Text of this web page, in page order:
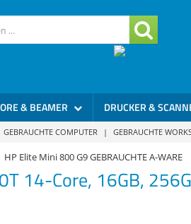
& BEAMER DRUCKER &
GEBRAUCHTE COMPUTER | GEBRAUCHTE
HP Elite Mini 800 G9 GEBRAUCHTE A-WARE
14-Core, 16GB,